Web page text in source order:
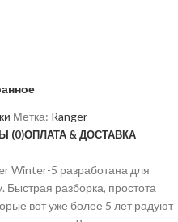
Метка: Ranger
(0)ОПЛАТА & ДОСТАВКА
Winter-5 разработана для
разборка, простота
вот уже более 5 лет радуют